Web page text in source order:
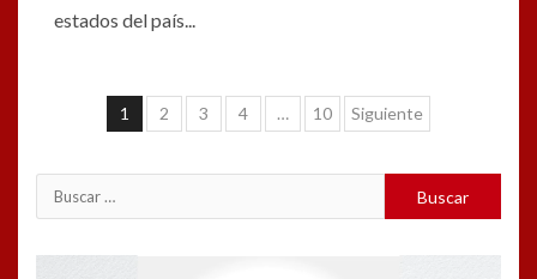
estados del país...
Navegación
entradas
1 2 3 4 … 10 Siguiente
Buscar: